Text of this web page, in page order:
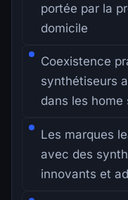
portée par la
domicile
Coexistence
synthétiseurs
dans les home
Les marques
avec des
innovants et